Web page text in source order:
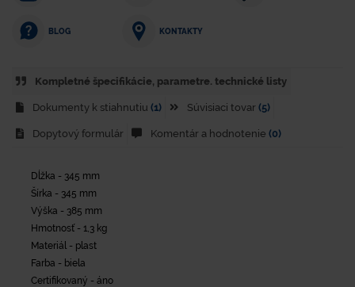
BLOG KONTAKTY
Kompletné špecifikácie, parametre. technické listy
Dokumenty k stiahnutiu (1) Súvisiaci tovar (5)
Dopytový formulár Komentár a hodnotenie (0)
Dĺžka - 345 mm
Šírka - 345 mm
Výška - 385 mm
Hmotnosť - 1,3 kg
Materiál - plast
Farba - biela
Certifikovaný - áno